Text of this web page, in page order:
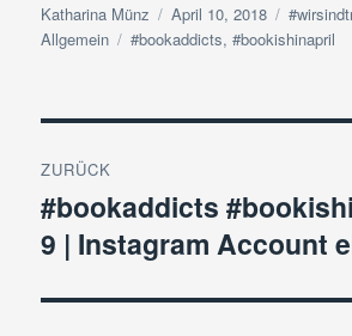
Autor
Katharina Münz
Veröffentlicht
am
April 10, 2018
Allgemein
Schlagwörter
#bookaddicts,#bookishinapril
ZURÜCK
Vorheriger
Beitrag:
#bookaddicts
9 | Instagram Account